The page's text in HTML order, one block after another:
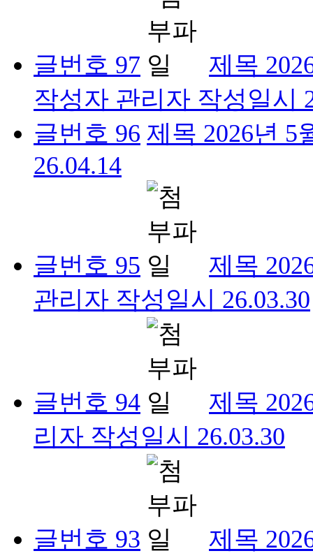
글번호 97 제목
작성자 관리자 작성일시
글번호 96 제목 2026년 5
26.04.14
글번호 95 제목
관리자 작성일시 26.03.30
글번호 94 제목
리자 작성일시 26.03.30
글번호 93 제목